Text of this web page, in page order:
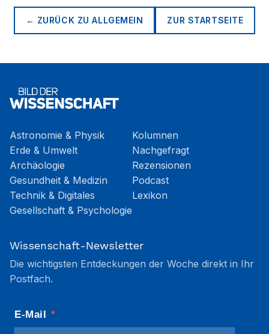
← ZURÜCK ZUALLGEMEIN ZUR STARTSEITE
Astronomie & Physik
Erde & Umwelt
Archäologie
Gesundheit & Medizin
Technik & Digitales
Gesellschaft & Psychologie
Kolumnen
Nachgefragt
Rezensionen
Podcast
Lexikon
Wissenschaft-Newsletter
Die wichtigsten Entdeckungen der Woche direkt in Ihr
Postfach.